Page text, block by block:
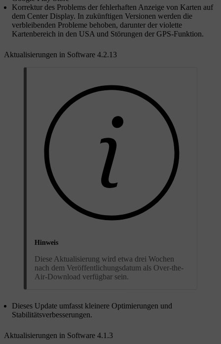
Korrektur des Problems der fehlerhaften Anzeige von Karten auf
dem Center Display. In zukünftigen Versionen werden die
verbleibenden Probleme behoben, darunter der violette
Kartenbereich in den USA und Störungen der GPS-Funktion.
Aktualisierungen in Software 4.2.13
Hinweis
Diese Aktualisierung wird etwa drei Wochen
nach dem Veröffentlichungsdatum als Over-the-
Air-Download verfügbar sein.
Dieses Update umfasst kleinere Optimierungen und
Stabilitätsverbesserungen.
Aktualisierungen in Software 4.1.3